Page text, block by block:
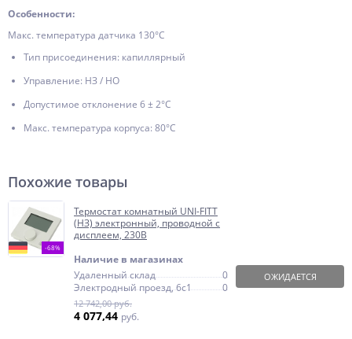
Особенности:
Макс. температура датчика 130°С
Тип присоединения: капиллярный
Управление: НЗ / НО
Допустимое отклонение 6 ± 2°С
Макс. температура корпуса: 80°С
Похожие товары
-68%
Термостат комнатный UNI-FITT
(НЗ) электронный, проводной с
дисплеем, 230В
Наличие в магазинах
Удаленный склад
0
Электродный проезд, 6с1
0
12 742,00 руб.
4 077,44 руб.
ОЖИДАЕТСЯ